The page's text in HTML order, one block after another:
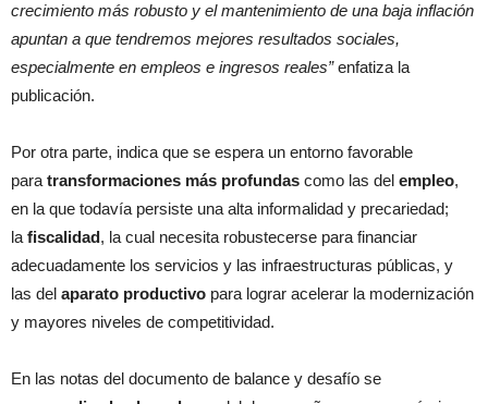
crecimiento más robusto y el mantenimiento de una baja inflación
apuntan a que tendremos mejores resultados sociales,
especialmente en empleos e ingresos reales”enfatiza la
publicación.
Por otra parte, indica que se espera un entorno favorable
paratransformaciones más profundas como las del empleo,
en la que todavía persiste una alta informalidad y precariedad;
lafiscalidad, la cual necesita robustecerse para financiar
adecuadamente los servicios y las infraestructuras públicas, y
las del aparato productivo para lograr acelerar la modernización
y mayores niveles de competitividad.
En las notas del documento de balance y desafío se